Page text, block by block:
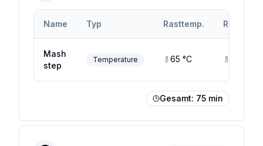
Name Typ Rasttemp.
Mash
step
Temperature 65 °C
Gesamt: 75 min